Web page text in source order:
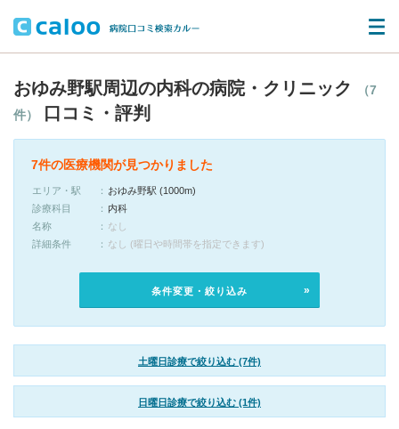
おゆみ野駅周辺の内科の病院・クリニック
（7
件）
口コミ・評判
7件の医療機関が見つかりました
エリア・駅
おゆみ野駅 (1000m)
診療科目
内科
名称
なし
詳細条件
なし (曜日や時間帯を指定できます)
条件変更・絞り込み
土曜日診療で絞り込む (7件)
日曜日診療で絞り込む (1件)